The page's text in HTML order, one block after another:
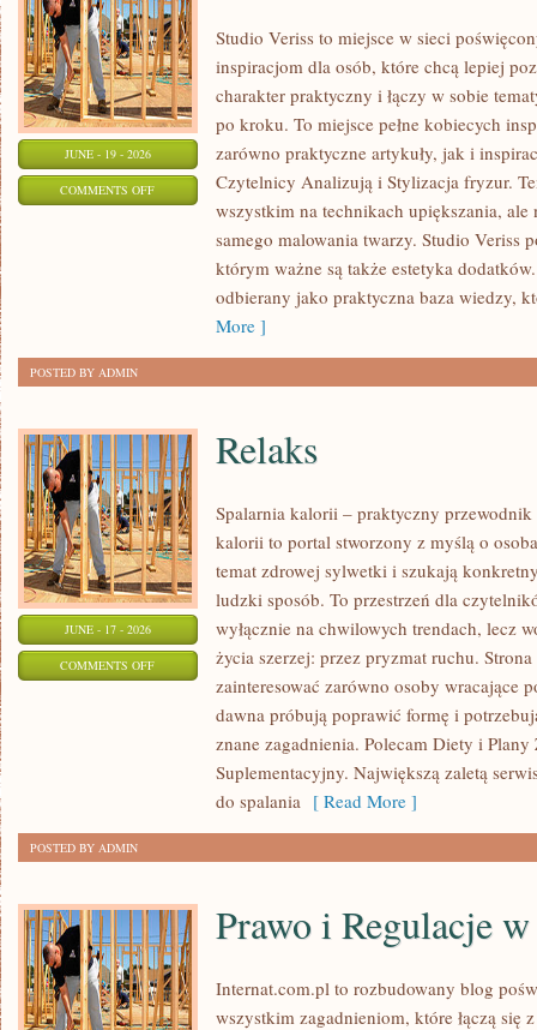
JUNE - 19 - 2026
COMMENTS OFFON
STYLIZACJE
Studio Veriss to miejsce w sieci
inspiracjom dla osób, które chcą lepiej
charakter praktyczny i łączy w sobie
po kroku. To miejsce pełne kobiecych
zarówno praktyczne artykuły, jak i
Czytelnicy Analizują i Stylizacja fryzur.
wszystkim na technikach upiększania, ale
samego malowania twarzy. Studio Veriss
którym ważne są także estetyka
odbierany jako praktyczna baza wiedzy,
More ]
POSTED BY ADMIN
JUNE - 17 - 2026
COMMENTS OFFON
Relaks
Spalarnia kalorii – praktyczny
kalorii to portal stworzony z myślą o
temat zdrowej sylwetki i szukają
ludzki sposób. To przestrzeń dla
wyłącznie na chwilowych trendach, lecz
życia szerzej: przez pryzmat ruchu.
zainteresować zarówno osoby wracające
dawna próbują poprawić formę i
znane zagadnienia. Polecam Diety i
Suplementacyjny. Największą zaletą
do spalania [ Read More ]
POSTED BY ADMIN
Prawo i Regulacje
Internat.com.pl to rozbudowany blog
wszystkim zagadnieniom, które łączą się